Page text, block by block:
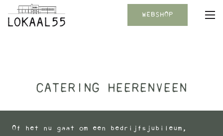
WEBSHOP
CATERING HEERENVEEN
Of het nu gaat om een bedrijfsjubileum,